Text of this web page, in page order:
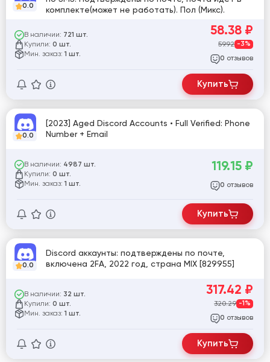
0.0
комплекте(может не работать). Пол (Микс).
В наличии: 721 шт.
Купили: 0 шт.
Мин. заказ: 1 шт.
58.38 ₽
59.92 -3%
0 отзывов
Купить
0.0
[2023] Aged Discord Accounts • Full Verified: Phone
Number + Email
В наличии: 4987 шт.
Купили: 0 шт.
Мин. заказ: 1 шт.
119.15 ₽
0 отзывов
Купить
0.0
Discord аккаунты: подтверждены по почте,
включена 2FA, 2022 год, страна MIX [829955]
В наличии: 32 шт.
Купили: 0 шт.
Мин. заказ: 1 шт.
317.42 ₽
320.29 -1%
0 отзывов
Купить